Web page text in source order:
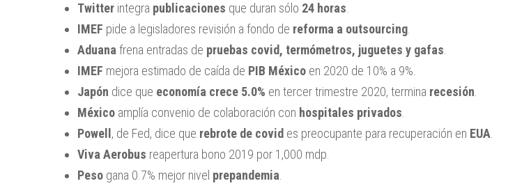
Twitterintegra publicaciones que duran sólo 24 horas
IMEF pide a legisladores revisión a fondo de reforma a outsourcing.
Aduana frena entradas de pruebas covid, termómetros, juguetes y gafas
IMEF mejora estimado de caída de PIB Méxicoen 2020 de 10% a 9%.
Japón dice que economía crece 5.0% en tercer trimestre 2020, termina recesión
Méxicoamplía convenio de colaboración con hospitales privados
Powell , de Fed, dice que rebrote de covid es preocupante para recuperación en EUA.
Viva Aerobus reapertura bono 2019 por 1,000 mdp.
Pesogana 0.7% mejor nivel prepandemia